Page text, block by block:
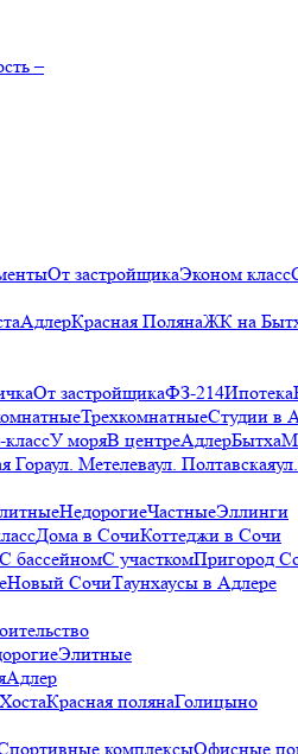
–
От застройщикаЭконом класс
АдлерКрасная ПолянаЖК на
От застройщикаФЗ-214Ипотека
ТрехкомнатныеСтудии в
У моряВ центреАдлерБытха
Гораул. Метелеваул. Полтавская
НедорогиеЧастныеЭллинги
Дома в СочиКоттеджи в Сочи
С бассейномС участкомПригород
Новый СочиТаунхаусы в Адлере
Элитные
Адлер
ХостаКрасная полянаГолицыно
комплексыОфисные